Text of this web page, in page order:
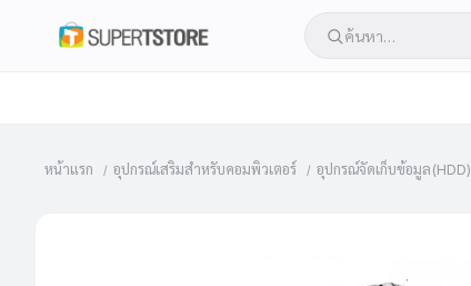
หน้าแรก อุปกรณ์เสริมสำหรับคอมพิวเตอร์ อุปกรณ์จัดเก็บข้อมูล(HDD)